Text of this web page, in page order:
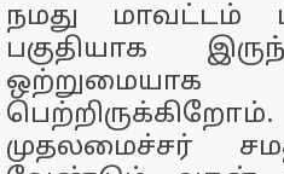
நமது மாவட்டம்
பகுதியாக
முதலமைச்சர்